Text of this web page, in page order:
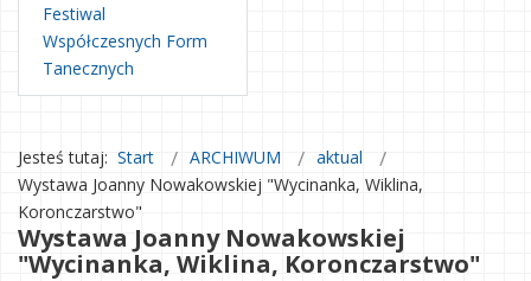
Festiwal
Współczesnych Form
Tanecznych
Jesteś tutaj: Start ARCHIWUM
aktual
Wystawa Joanny Nowakowskiej "Wycinanka, Wiklina,
Koronczarstwo"
Wystawa Joanny Nowakowskiej
"Wycinanka, Wiklina, Koronczarstwo"